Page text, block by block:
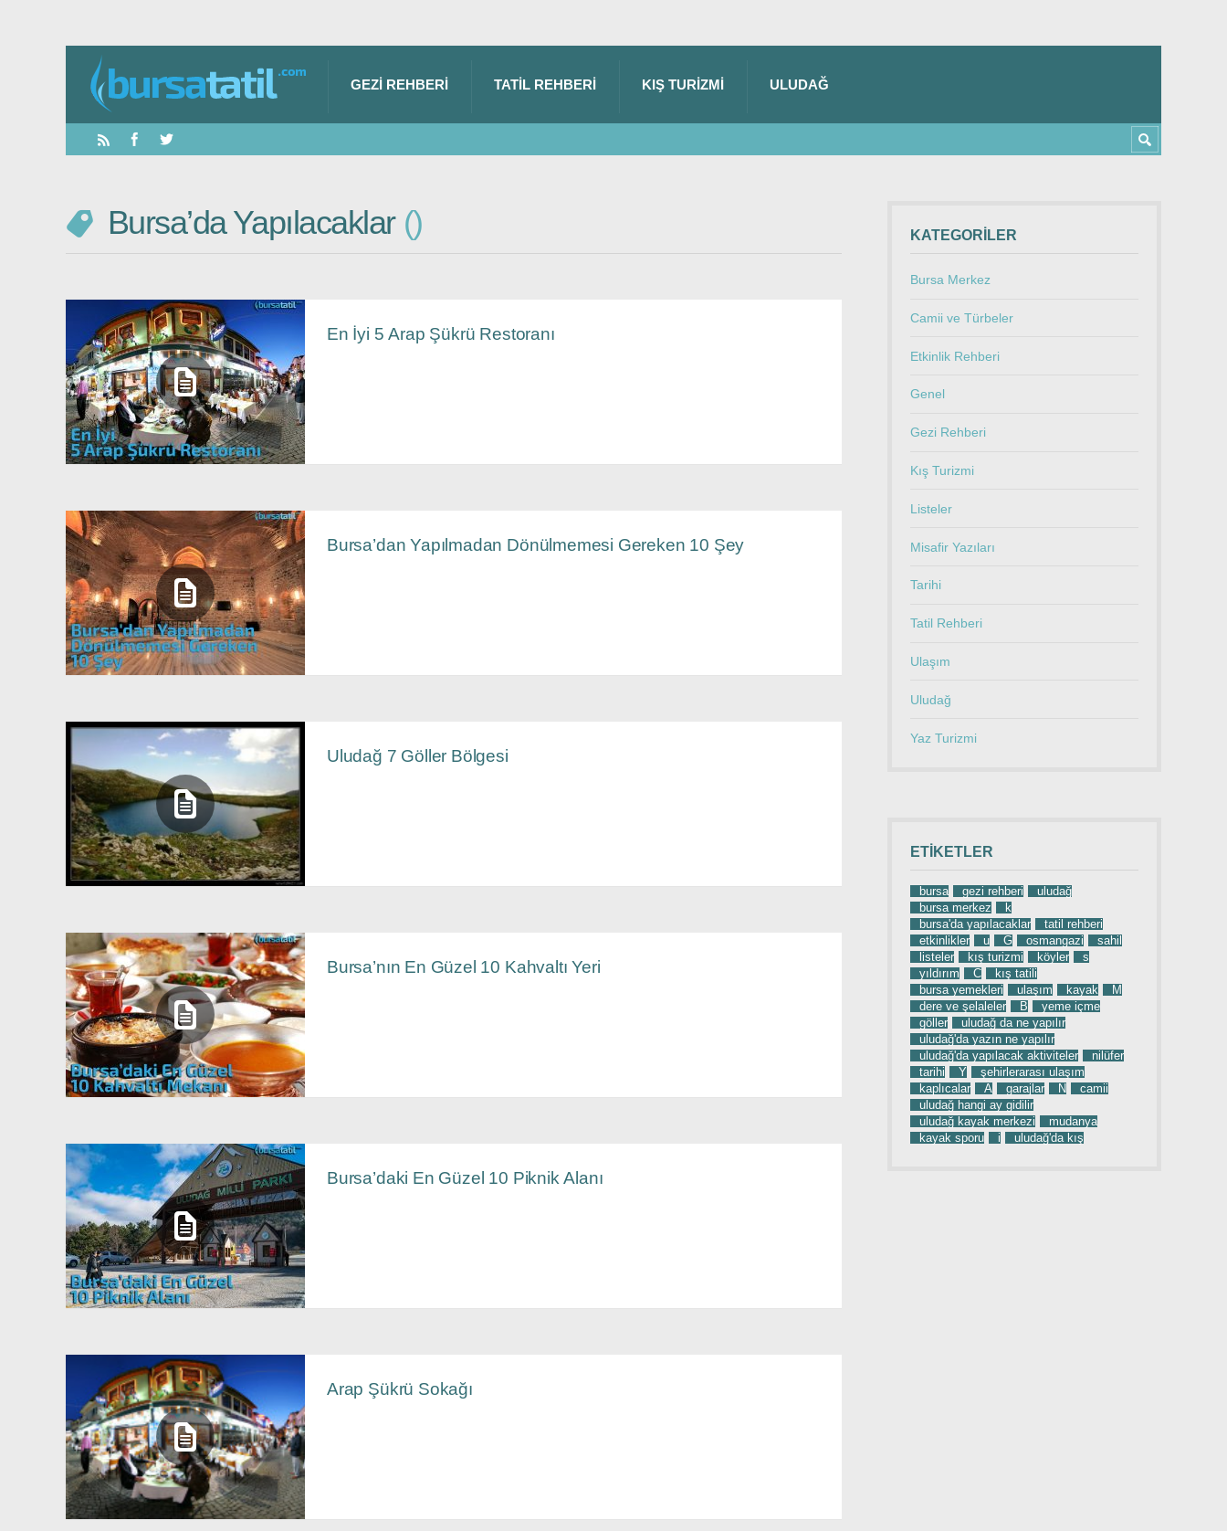
GEZI REHBERI TATIL REHBERI KIŞ TURIZMI ULUDAĞ
Bursa’da Yapılacaklar
En İyi 5 Arap Şükrü Restoranı
Bursa’dan Yapılmadan Dönülmemesi Gereken 10 Şey
Uludağ 7 Göller Bölgesi
Bursa’nın En Güzel 10 Kahvaltı Yeri
Bursa’daki En Güzel 10 Piknik Alanı
Arap Şükrü Sokağı
KATEGORILER
Bursa Merkez
Camii ve Türbeler
Etkinlik Rehberi
Genel
Gezi Rehberi
Kış Turizmi
Listeler
Misafir Yazıları
Tarihi
Tatil Rehberi
Ulaşım
Uludağ
Yaz Turizmi
ETIKETLER
bursa gezi rehberi
uludağ
bursa merkez
k
bursa'da yapılacaklar
tatil rehberi
etkinlikler
u G osmangazi
sahil
listeler
kış turizmi köyler
s
yıldırım
C
kış tatili
bursa yemekleri
ulaşım kayak
M
dere ve şelaleler
B
yeme içme
göller
uludağ da ne yapılır
uludağ'da yazın ne yapılır
uludağ'da yapılacak aktiviteler
nilüfer
tarihi
Y
şehirlerarası ulaşım
kaplıcalar
A garajlar N
camii
uludağ hangi ay gidilir
uludağ kayak merkezi
mudanya
kayak sporu
i uludağ'da kış